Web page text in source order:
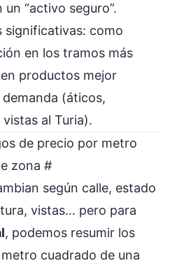
“activo seguro”.
significativas: como
en los tramos más
productos mejor
(áticos,
al Turia).
de precio por metro
zona #
según calle, estado
vistas… pero para
, podemos resumir los
cuadrado de una